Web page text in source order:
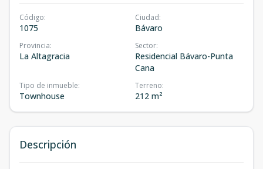
Código:
1075
Ciudad:
Bávaro
Provincia:
La Altagracia
Sector:
Residencial Bávaro-Punta
Cana
Tipo de inmueble:
Townhouse
Terreno:
212 m²
Descripción